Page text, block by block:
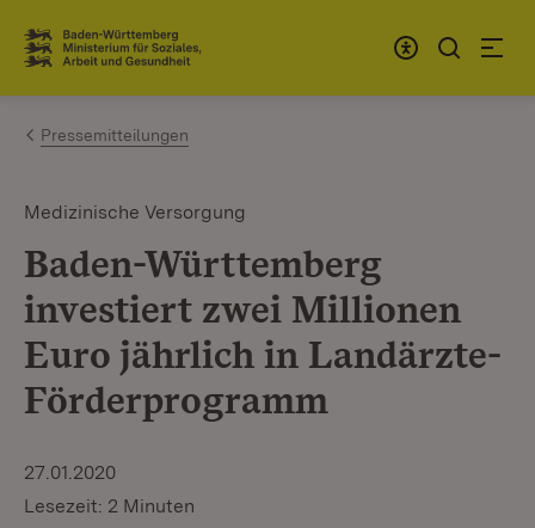
Zum Inhalt springen
Link zur Startseite
Pressemitteilungen
Medizinische Versorgung
Baden-Württemberg
investiert zwei Millionen
Euro jährlich in Landärzte-
Förderprogramm
27.01.2020
Lesezeit: 2 Minuten